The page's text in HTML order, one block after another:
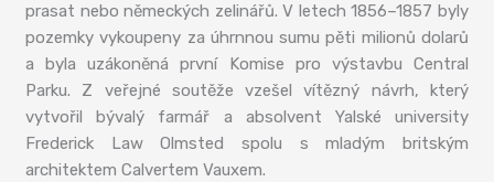
prasat nebo německých zelinářů. V letech 1856–1857 byly
pozemky vykoupeny za úhrnnou sumu pěti milionů dolarů
a byla uzákoněná první Komise pro výstavbu Central
Parku. Z veřejné soutěže vzešel vítězný návrh, který
vytvořil bývalý farmář a absolvent Yalské university
Frederick Law Olmsted spolu s mladým britským
architektem Calvertem Vauxem.